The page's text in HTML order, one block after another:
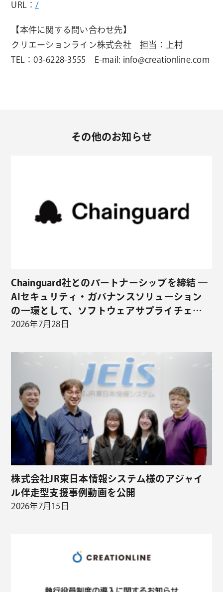
URL：/
【本件に関する問い合わせ先】
クリエーションライン株式会社 担当：上村
TEL：03-6228-3555 E-mail: info@creationline.com
その他のお知らせ
Chainguard社とのパートナーシップを締結 ―
AIセキュリティ・ガバナンスソリューション
の一環として、ソフトウェアサプライチェー
ンセキュリティの取り扱いを開始 ―
2026年7月28日
株式会社JR東日本情報システム様のアジャイ
ル伴走型支援事例動画を公開
2026年7月15日